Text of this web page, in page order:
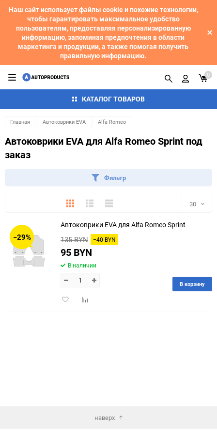
Наш сайт использует файлы cookie и похожие технологии,
чтобы гарантировать максимальное удобство
пользователям, предоставляя персонализированную
информацию, запоминая предпочтения в области
маркетинга и продукции, а также помогая получить
правильную информацию.
КАТАЛОГ ТОВАРОВ
0
Главная Автоковрики EVA Alfa Romeo
Автоковрики EVA для Alfa Romeo Sprint под
заказ
Фильтр
ПлиткаПодробноКомпактно 30
30
150
−29%
Автоковрики EVA для Alfa Romeo Sprint
135 BYN −40 BYN
95 BYN
В наличии
ДобавитьДобавить
В корзину
наверх